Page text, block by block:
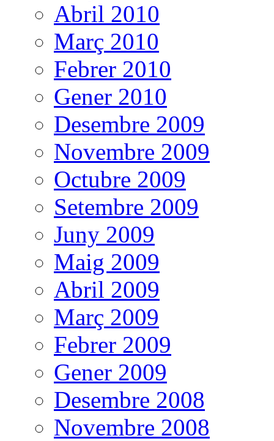
Abril 2010
Març 2010
Febrer 2010
Gener 2010
Desembre 2009
Novembre 2009
Octubre 2009
Setembre 2009
Juny 2009
Maig 2009
Abril 2009
Març 2009
Febrer 2009
Gener 2009
Desembre 2008
Novembre 2008